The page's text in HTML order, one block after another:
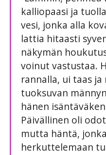
kalliopaasi ja
vesi, jonka alla
lattia hitaasti
näkymän
voinut vastustaa.
rannalla, ui taas
tuoksuvan
hänen
Päivällinen oli
mutta häntä,
herkuttelemaan